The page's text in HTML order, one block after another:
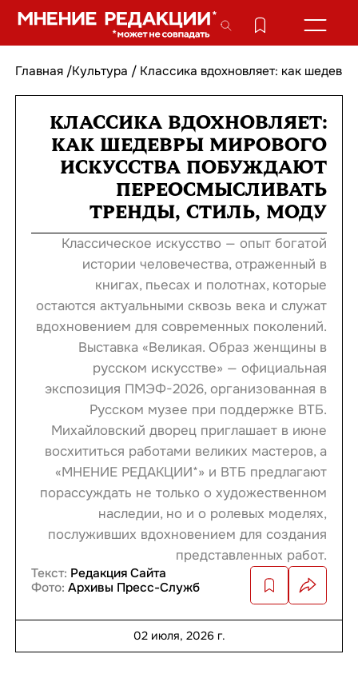
Главная /Культура / Классика вдохновляет: как
КЛАССИКА ВДОХНОВЛЯЕТ:
КАК ШЕДЕВРЫ МИРОВОГО
ИСКУССТВА ПОБУЖДАЮТ
ПЕРЕОСМЫСЛИВАТЬ
ТРЕНДЫ, СТИЛЬ, МОДУ
Классическое искусство — опыт богатой
истории человечества, отраженный в
книгах, пьесах и полотнах, которые
остаются актуальными сквозь века и служат
вдохновением для современных поколений.
Выставка «Великая. Образ женщины в
русском искусстве» — официальная
экспозиция ПМЭФ-2026, организованная в
Русском музее при поддержке ВТБ.
Михайловский дворец приглашает в июне
восхититься работами великих мастеров, а
«МНЕНИЕ РЕДАКЦИИ*» и ВТБ предлагают
порассуждать не только о художественном
наследии, но и о ролевых моделях,
послуживших вдохновением для создания
представленных работ.
Текст: Редакция Сайта
Фото:Архивы Пресс-Служб
02 июля, 2026 г.